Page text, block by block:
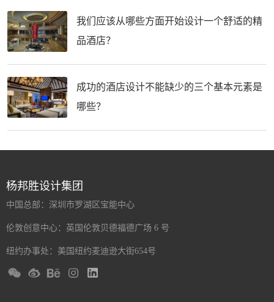
我们应该从哪些方面开始设计一个舒适的精
品酒店？
成功的酒店设计不能缺少的三个基本元素是
哪些？
杨邦胜设计集团
中国总部：深圳市罗湖区宝能中心
伦敦创意中心：英国伦敦贝德福德广场 6 号
纽约办事处：美国纽约麦迪逊大街654号